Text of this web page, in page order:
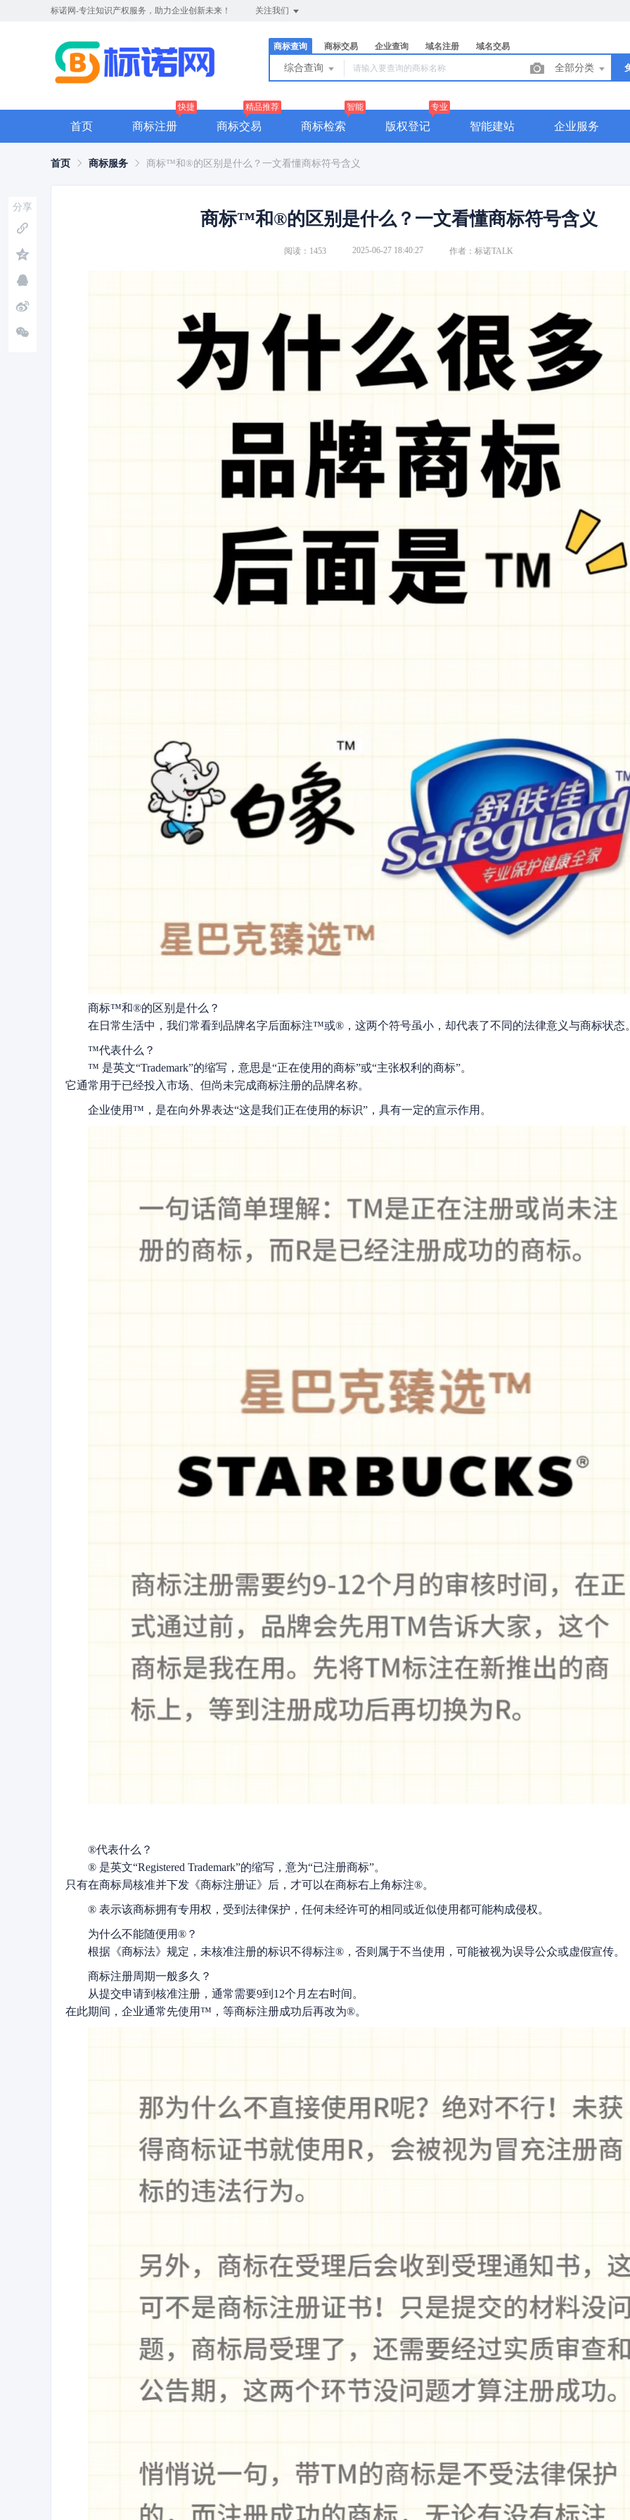
标诺网-专注知识产权服务，助力企业创新未来！ 关注我们
商标查询 商标交易 企业查询 域名注册 域名交易
综合查询 全部分类
首页 商标注册
快捷
商标交易
精品推荐
商标检索
智能
版权登记
专业
智能建站 企业服务
首页 商标服务 商标™和®的区别是什么？一文看懂商标符号含义
商标™和®的区别是什么？一文看懂商标符号含义
阅读：1453 2025-06-27 18:40:27 作者：标诺TALK
商标™和®的区别是什么？
在日常生活中，我们常看到品牌名字后面标注™或®，这两个符号虽小，却代表了不同的法律意义与商标状态
™代表什么？
™ 是英文“Trademark”的缩写，意思是“正在使用的商标”或“主张权利的商标”。
它通常用于已经投入市场、但尚未完成商标注册的品牌名称。
企业使用™，是在向外界表达“这是我们正在使用的标识”，具有一定的宣示作用。
®代表什么？
® 是英文“Registered Trademark”的缩写，意为“已注册商标”。
只有在商标局核准并下发《商标注册证》后，才可以在商标右上角标注®。
® 表示该商标拥有专用权，受到法律保护，任何未经许可的相同或近似使用都可能构成侵权。
为什么不能随便用®？
根据《商标法》规定，未核准注册的标识不得标注®，否则属于不当使用，可能被视为误导公众或虚假宣传。
商标注册周期一般多久？
从提交申请到核准注册，通常需要9到12个月左右时间。
在此期间，企业通常先使用™，等商标注册成功后再改为®。
分享